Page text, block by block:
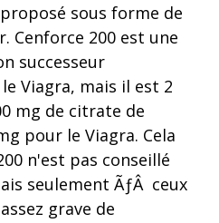
sous forme de
Cenforce 200 est une
successeur
Viagra, mais il est 2
mg de citrate de
pour le Viagra. Cela
n'est pas conseillé
seulement ÃƒÂ ceux
grave de